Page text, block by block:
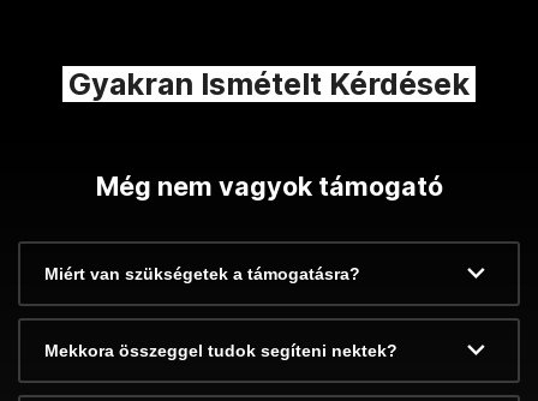
Gyakran Ismételt Kérdések
Még nem vagyok támogató
Miért van szükségetek a támogatásra?
Mekkora összeggel tudok segíteni nektek?